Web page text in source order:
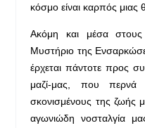
κόσμο είναι καρπός μιας
Ακόμη και μέσα
Μυστήριο της
έρχεται πάντοτε προς
μαζί-μας, που περνά
σκονισμένους της ζωής
αγωνιώδη νοσταλγία